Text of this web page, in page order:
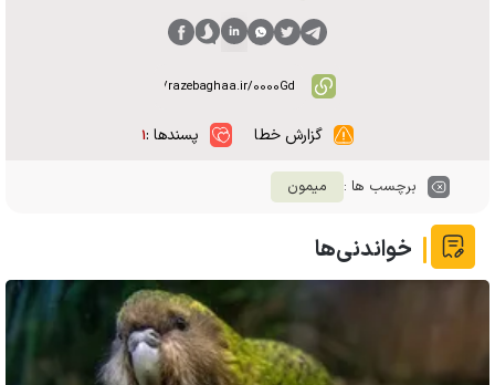
گزارش خطا پسندها :۱
برچسب ها : میمون
خواندنی‌ها